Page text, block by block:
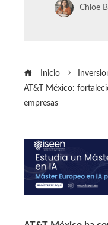
Chloe
Inicio
AT&T México:
empresas